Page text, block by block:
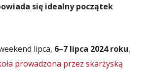
się idealny początek
lipca, 6–7 lipca 2024 roku,
prowadzona przez skarżyską